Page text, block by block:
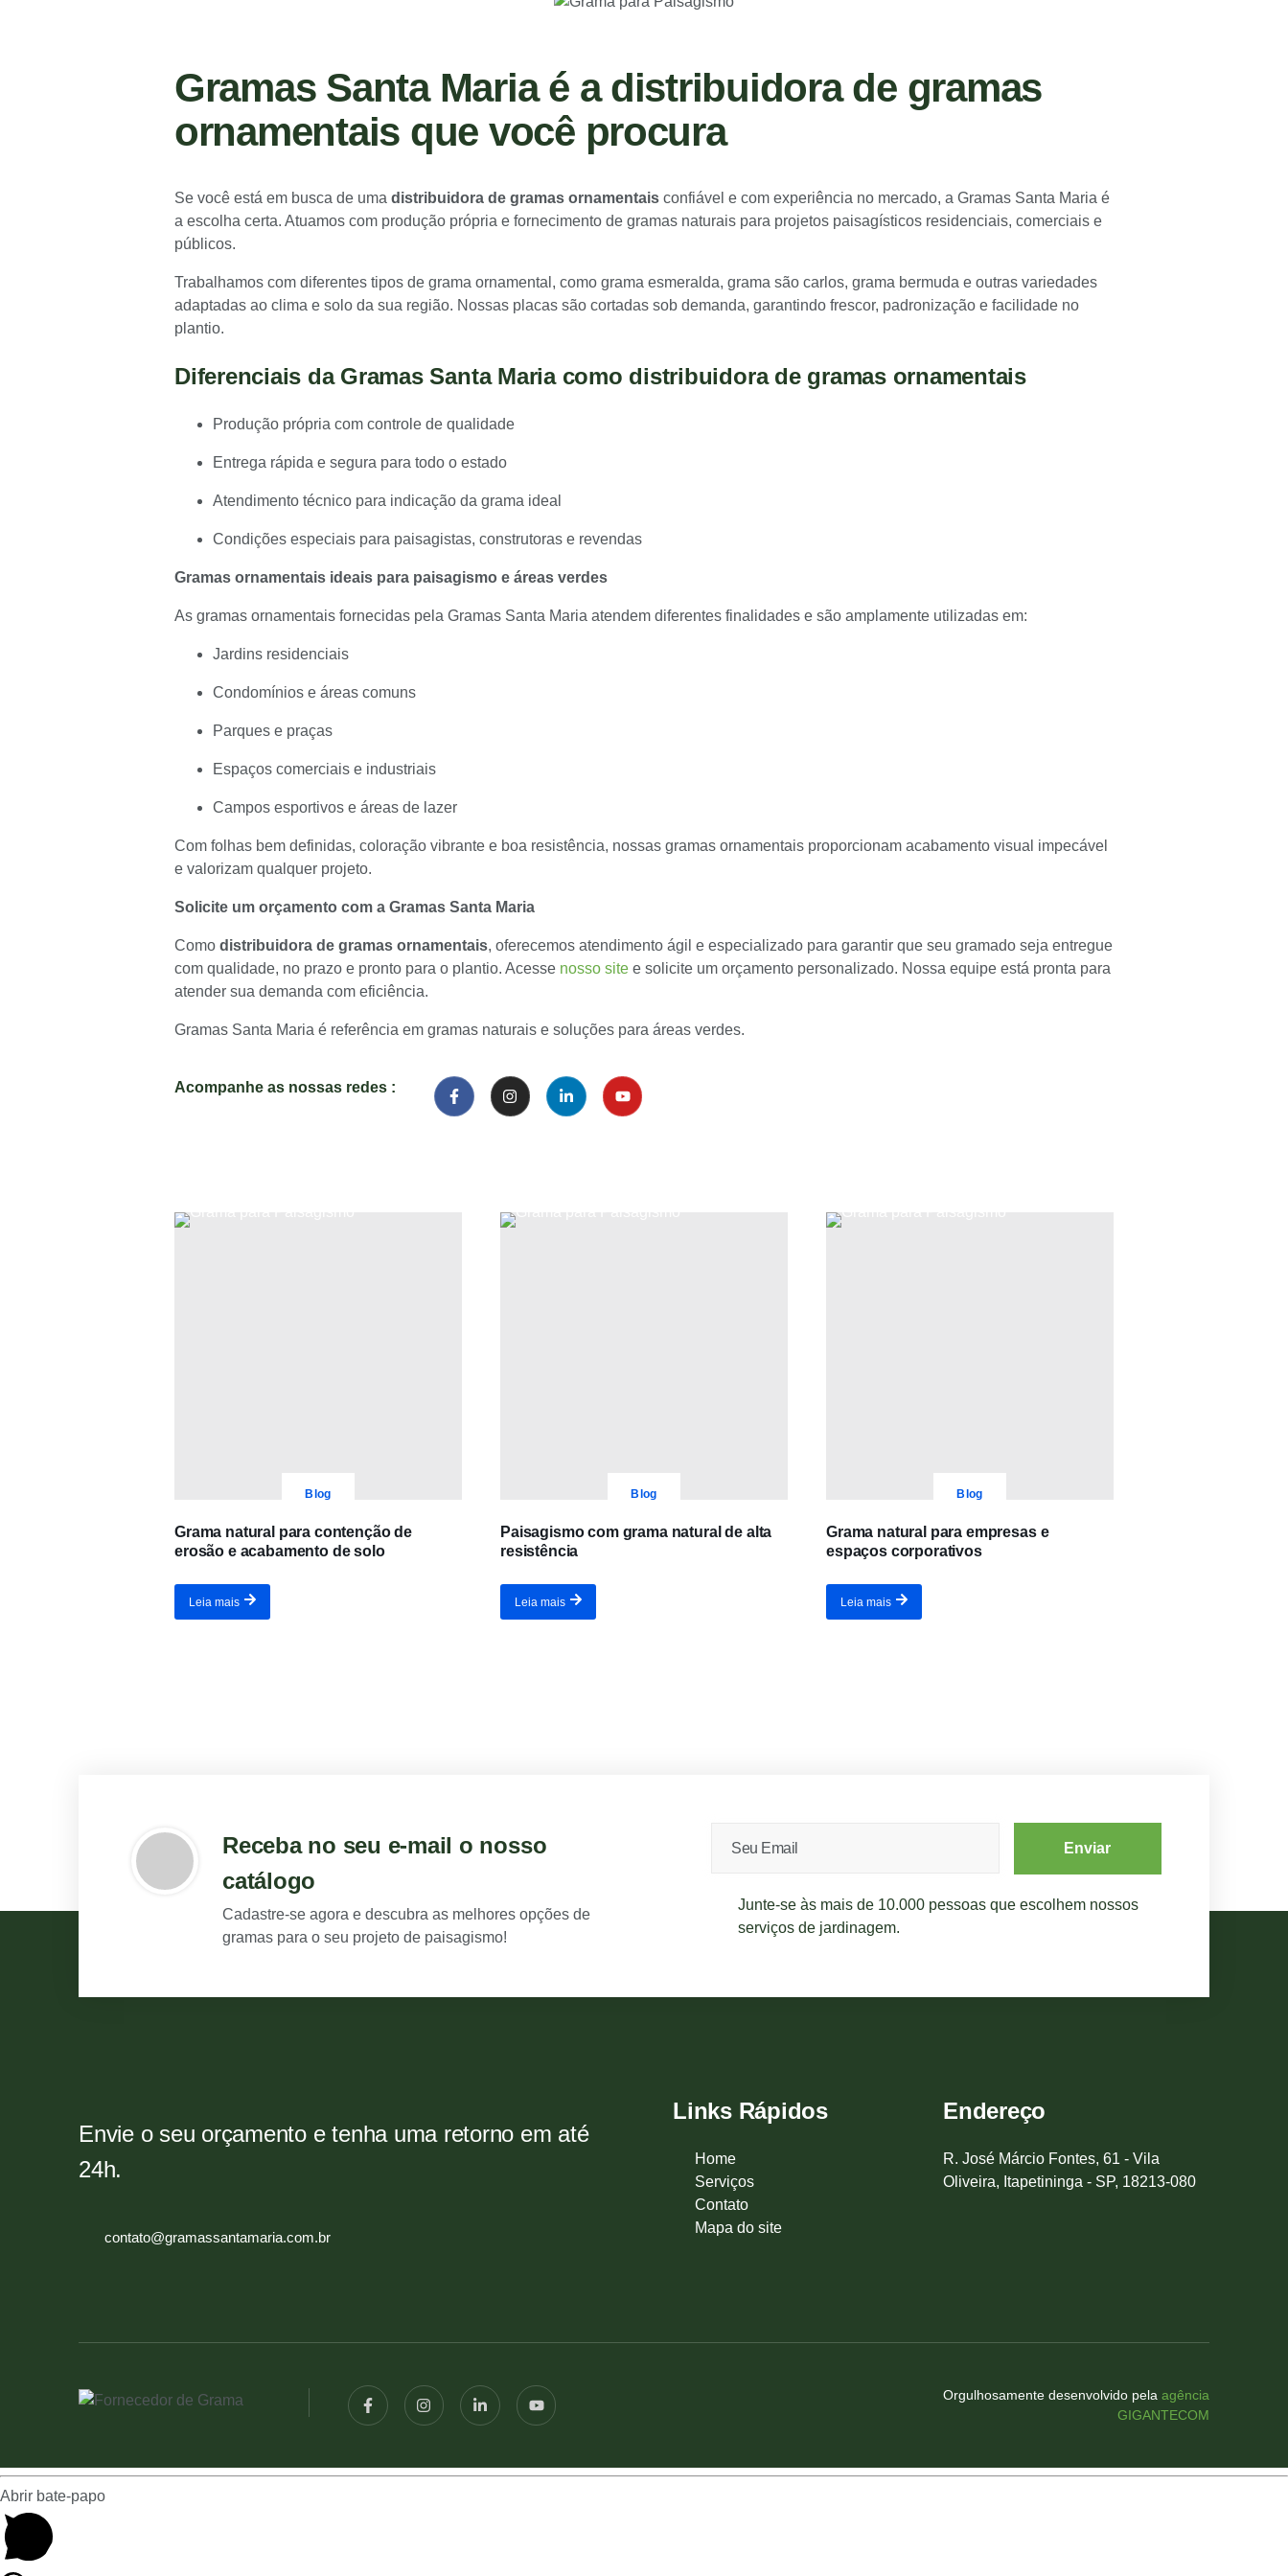
Gramas Santa Maria é a distribuidora de gramas
ornamentais que você procura
Se você está em busca de uma distribuidora de gramas ornamentais confiável e com experiência no mercado, a Gramas Santa Maria é
a escolha certa. Atuamos com produção própria e fornecimento de gramas naturais para projetos paisagísticos residenciais, comerciais e
públicos.
Trabalhamos com diferentes tipos de grama ornamental, como grama esmeralda, grama são carlos, grama bermuda e outras variedades
adaptadas ao clima e solo da sua região. Nossas placas são cortadas sob demanda, garantindo frescor, padronização e facilidade no
plantio.
Diferenciais da Gramas Santa Maria como distribuidora de gramas ornamentais
Produção própria com controle de qualidade
Entrega rápida e segura para todo o estado
Atendimento técnico para indicação da grama ideal
Condições especiais para paisagistas, construtoras e revendas
Gramas ornamentais ideais para paisagismo e áreas verdes
As gramas ornamentais fornecidas pela Gramas Santa Maria atendem diferentes finalidades e são amplamente utilizadas em:
Jardins residenciais
Condomínios e áreas comuns
Parques e praças
Espaços comerciais e industriais
Campos esportivos e áreas de lazer
Com folhas bem definidas, coloração vibrante e boa resistência, nossas gramas ornamentais proporcionam acabamento visual impecável
e valorizam qualquer projeto.
Solicite um orçamento com a Gramas Santa Maria
Como distribuidora de gramas ornamentais, oferecemos atendimento ágil e especializado para garantir que seu gramado seja entregue
com qualidade, no prazo e pronto para o plantio. Acesse nosso site e solicite um orçamento personalizado. Nossa equipe está pronta para
atender sua demanda com eficiência.
Gramas Santa Maria é referência em gramas naturais e soluções para áreas verdes.
Acompanhe as nossas redes :
Blog
Grama natural para contenção de
erosão e acabamento de solo
Leia mais
Blog
Paisagismo com grama natural de alta
resistência
Leia mais
Blog
Grama natural para empresas e
espaços corporativos
Leia mais
Receba no seu e-mail o nosso
catálogo
Cadastre-se agora e descubra as melhores opções de
gramas para o seu projeto de paisagismo!
Enviar
Junte-se às mais de 10.000 pessoas que escolhem nossos
serviços de jardinagem.​
Envie o seu orçamento e tenha uma retorno em até
24h.
contato@gramassantamaria.com.br
Links Rápidos
Home
Serviços
Contato
Mapa do site
Endereço
R. José Márcio Fontes, 61 - Vila
Oliveira, Itapetininga - SP, 18213-080
Orgulhosamente desenvolvido pela agência
GIGANTECOM
Abrir bate-papo